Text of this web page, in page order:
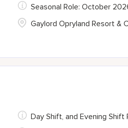
Gaylord Opryland Resort &
Seasonal Role: October
Day Shift, and Evening Shift